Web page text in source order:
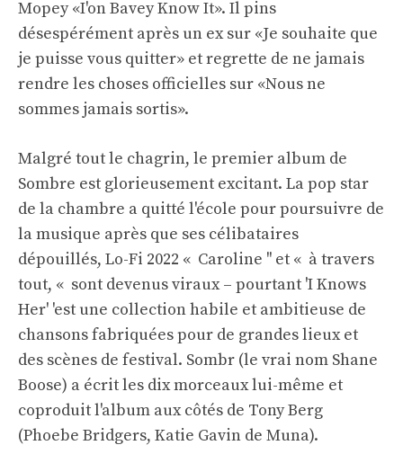
Mopey «I'on Bavey Know It». Il pins
désespérément après un ex sur «Je souhaite que
je puisse vous quitter» et regrette de ne jamais
rendre les choses officielles sur «Nous ne
sommes jamais sortis».
Malgré tout le chagrin, le premier album de
Sombre est glorieusement excitant. La pop star
de la chambre a quitté l'école pour poursuivre de
la musique après que ses célibataires
dépouillés, Lo-Fi 2022 « Caroline '' et « à travers
tout, « sont devenus viraux – pourtant 'I Knows
Her' 'est une collection habile et ambitieuse de
chansons fabriquées pour de grandes lieux et
des scènes de festival. Sombr (le vrai nom Shane
Boose) a écrit les dix morceaux lui-même et
coproduit l'album aux côtés de Tony Berg
(Phoebe Bridgers, Katie Gavin de Muna).